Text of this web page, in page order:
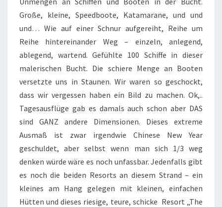
Große, kleine, Speedboote, Katamarane, und und
und… Wie auf einer Schnur aufgereiht, Reihe um
Reihe hintereinander Weg – einzeln, anlegend,
ablegend, wartend. Gefühlte 100 Schiffe in dieser
malerischen Bucht. Die schiere Menge an Booten
versetzte uns in Staunen. Wir waren so geschockt,
dass wir vergessen haben ein Bild zu machen. Ok,..
Tagesausflüge gab es damals auch schon aber DAS
sind GANZ andere Dimensionen. Dieses extreme
Ausmaß ist zwar irgendwie Chinese New Year
geschuldet, aber selbst wenn man sich 1/3 weg
denken würde wäre es noch unfassbar. Jedenfalls gibt
es noch die beiden Resorts an diesem Strand – ein
kleines am Hang gelegen mit kleinen, einfachen
Hütten und dieses riesige, teure, schicke Resort „The